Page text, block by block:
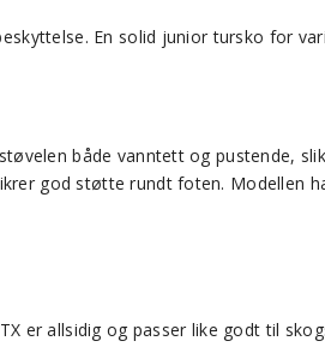
En solid junior tursko for
både vanntett og pustende,
god støtte rundt foten. Modellen
er allsidig og passer like godt til